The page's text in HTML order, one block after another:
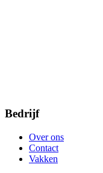
Bedrijf
Over ons
Contact
Vakken